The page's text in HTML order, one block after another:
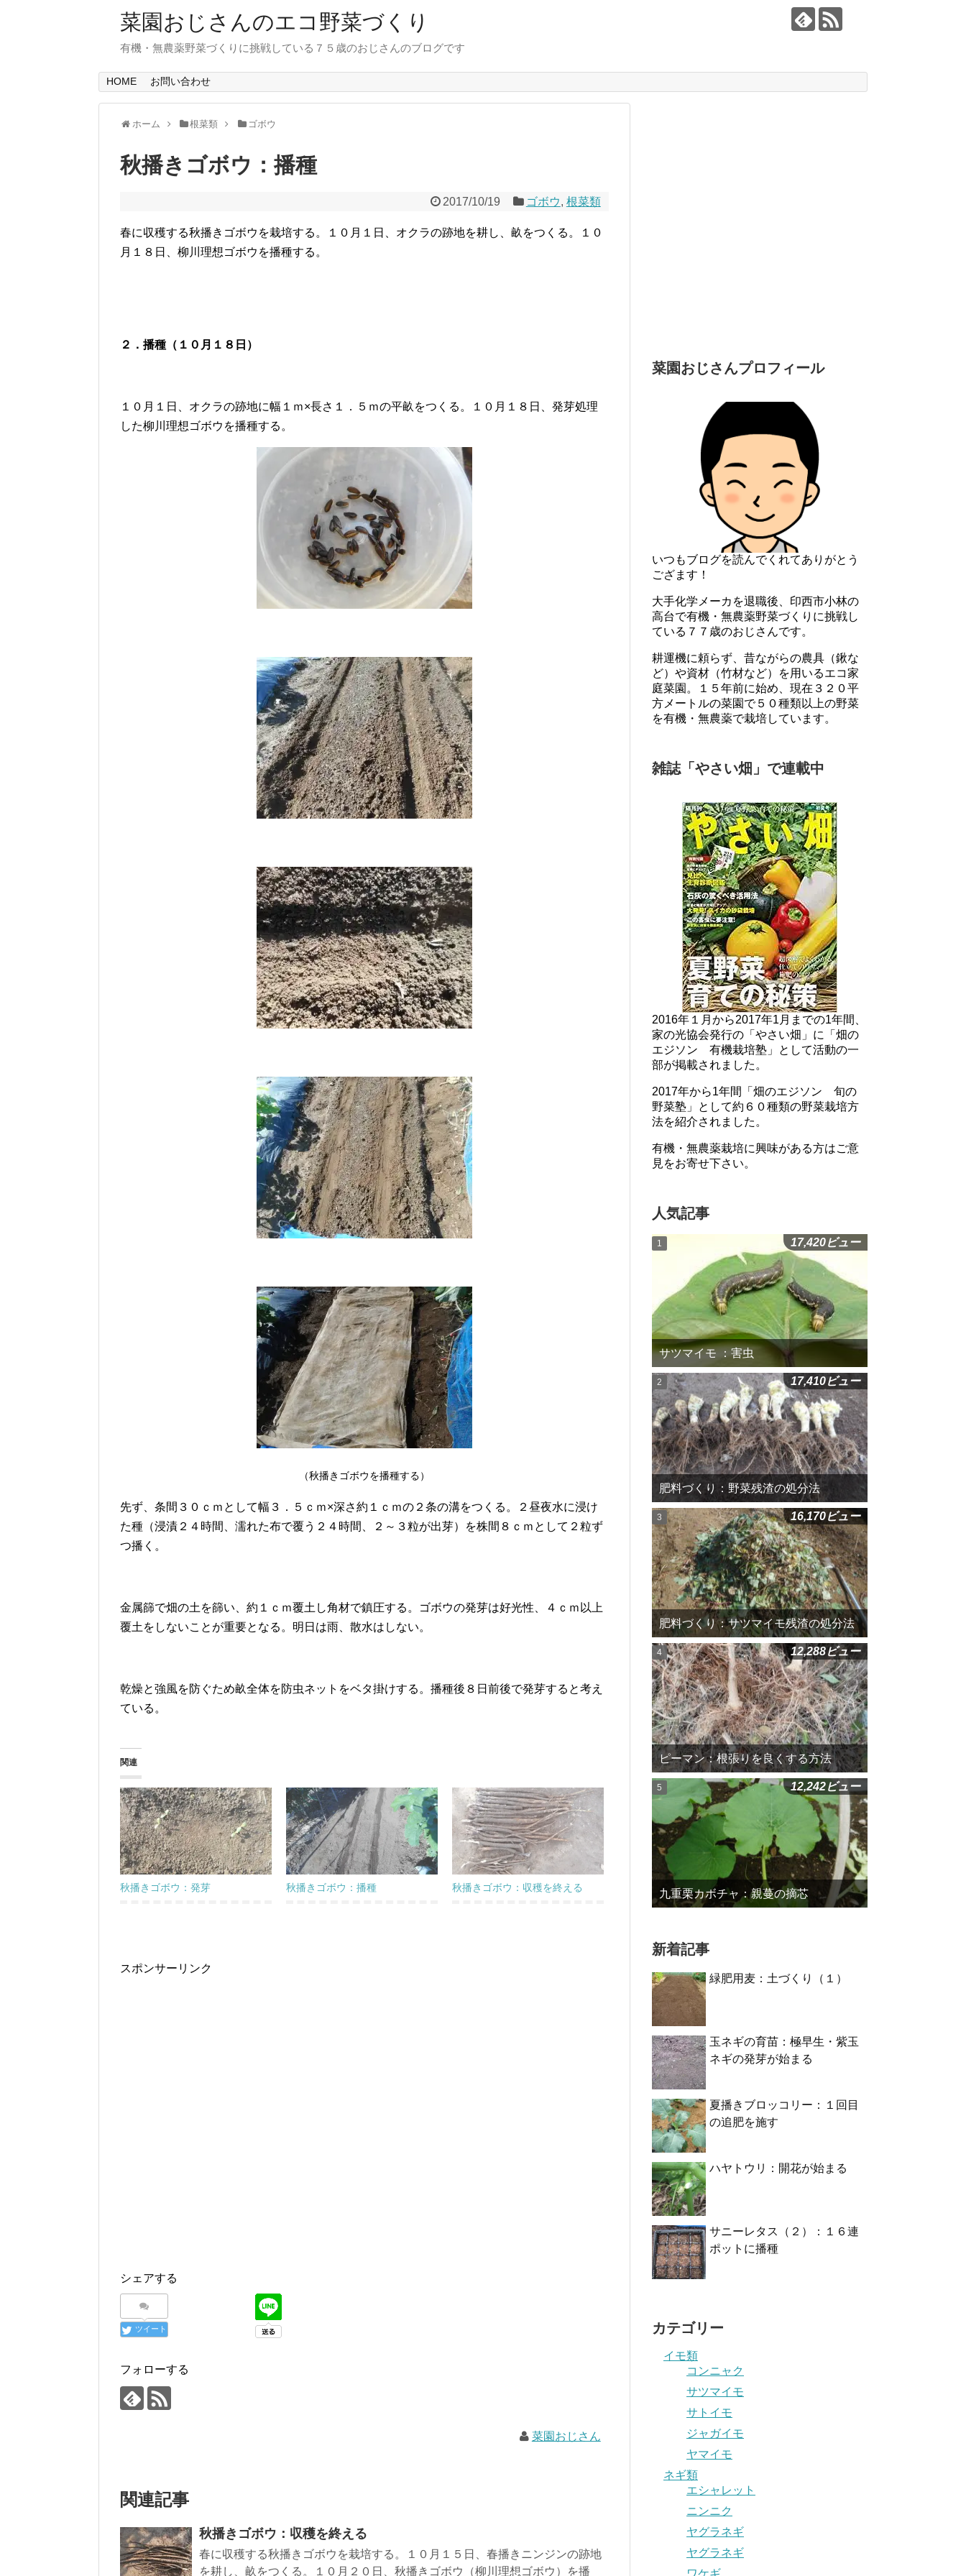
菜園おじさんのエコ野菜づくり
有機・無農薬野菜づくりに挑戦している７５歳のおじさんのブログです
HOME お問い合わせ
ホーム 根菜類 ゴボウ
秋播きゴボウ：播種
2017/10/19 ゴボウ, 根菜類
春に収穫する秋播きゴボウを栽培する。１０月１日、オクラの跡地を耕し、畝をつくる。１０
月１８日、柳川理想ゴボウを播種する。
２．播種（１０月１８日）
１０月１日、オクラの跡地に幅１ｍ×長さ１．５ｍの平畝をつくる。１０月１８日、発芽処理
した柳川理想ゴボウを播種する。
（秋播きゴボウを播種する）
先ず、条間３０ｃｍとして幅３．５ｃｍ×深さ約１ｃｍの２条の溝をつくる。２昼夜水に浸け
た種（浸漬２４時間、濡れた布で覆う２４時間、２～３粒が出芽）を株間８ｃｍとして２粒ず
つ播く。
金属篩で畑の土を篩い、約１ｃｍ覆土し角材で鎮圧する。ゴボウの発芽は好光性、４ｃｍ以上
覆土をしないことが重要となる。明日は雨、散水はしない。
乾燥と強風を防ぐため畝全体を防虫ネットをベタ掛けする。播種後８日前後で発芽すると考え
ている。
関連
秋播きゴボウ：発芽 秋播きゴボウ：播種 秋播きゴボウ：収穫を終える
スポンサーリンク
シェアする
ツイート
フォローする
菜園おじさん
関連記事
秋播きゴボウ：収穫を終える
春に収穫する秋播きゴボウを栽培する。１０月１５日、春播きニンジンの跡地
を耕し、畝をつくる。１０月２０日、秋播きゴボウ（柳川理想ゴボウ）を播
菜園おじさんプロフィール
いつもブログを読んでくれてありがとう
ござます！
大手化学メーカを退職後、印西市小林の
高台で有機・無農薬野菜づくりに挑戦し
ている７７歳のおじさんです。
耕運機に頼らず、昔ながらの農具（鍬な
ど）や資材（竹材など）を用いるエコ家
庭菜園。１５年前に始め、現在３２０平
方メートルの菜園で５０種類以上の野菜
を有機・無農薬で栽培しています。
雑誌「やさい畑」で連載中
2016年１月から2017年1月までの1年間、
家の光協会発行の「やさい畑」に「畑の
エジソン 有機栽培塾」として活動の一
部が掲載されました。
2017年から1年間「畑のエジソン 旬の
野菜塾」として約６０種類の野菜栽培方
法を紹介されました。
有機・無農薬栽培に興味がある方はご意
見をお寄せ下さい。
人気記事
サツマイモ ：害虫
17,420ビュー
肥料づくり：野菜残渣の処分法
17,410ビュー
肥料づくり：サツマイモ残渣の処分法
16,170ビュー
ピーマン：根張りを良くする方法
12,288ビュー
九重栗カボチャ：親蔓の摘芯
12,242ビュー
新着記事
緑肥用麦：土づくり（１）
玉ネギの育苗：極早生・紫玉
ネギの発芽が始まる
夏播きブロッコリー：１回目
の追肥を施す
ハヤトウリ：開花が始まる
サニーレタス（２）：１６連
ポットに播種
カテゴリー
イモ類
コンニャク
サツマイモ
サトイモ
ジャガイモ
ヤマイモ
ネギ類
エシャレット
ニンニク
ヤグラネギ
ヤグラネギ
ワケギ